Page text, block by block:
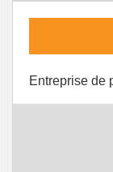
Entreprise de